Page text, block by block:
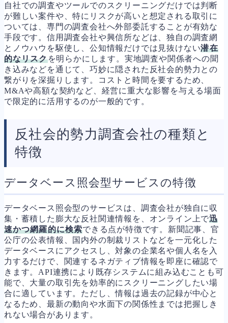
自社での調査やツールでのスクリーニングだけでは判断
が難しい案件や、特にリスクが高いと想定される取引に
ついては、専門の調査会社へ外部委託することが有効な
手段です。信用調査会社や興信所などは、独自の調査網
とノウハウを駆使し、公知情報だけでは見抜けない潜在
的なリスクを明らかにします。実地調査や関係者への聞
き込みなどを通じて、巧妙に隠された反社会的勢力との
繋がりを深掘りします。コストと時間を要するため、
M&Aや高額な契約など、経営に重大な影響を与える場面
で限定的に活用するのが一般的です。
反社会的勢力調査会社の種類と
特徴
データベース照会型サービスの特徴
データベース照会型のサービスは、調査会社が独自に収
集・蓄積した膨大な反社関連情報を、オンライン上で迅
速かつ網羅的に検索できる点が特徴です。新聞記事、官
公庁の公表情報、国内外の制裁リストなどを一元化した
データベースにアクセスし、対象の企業名や個人名を入
力するだけで、関連するネガティブ情報を即座に確認で
きます。API連携により既存システムに組み込むことも可
能で、大量の取引先を効率的にスクリーニングしたい場
合に適しています。ただし、情報は過去の記録が中心と
なるため、最新の動向や水面下の関係性までは把握しき
れない場合があります。